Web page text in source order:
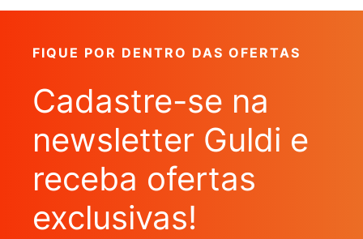
FIQUE POR DENTRO DAS OFERTAS
Cadastre-se na
newsletter Guldi e
receba ofertas
exclusivas!